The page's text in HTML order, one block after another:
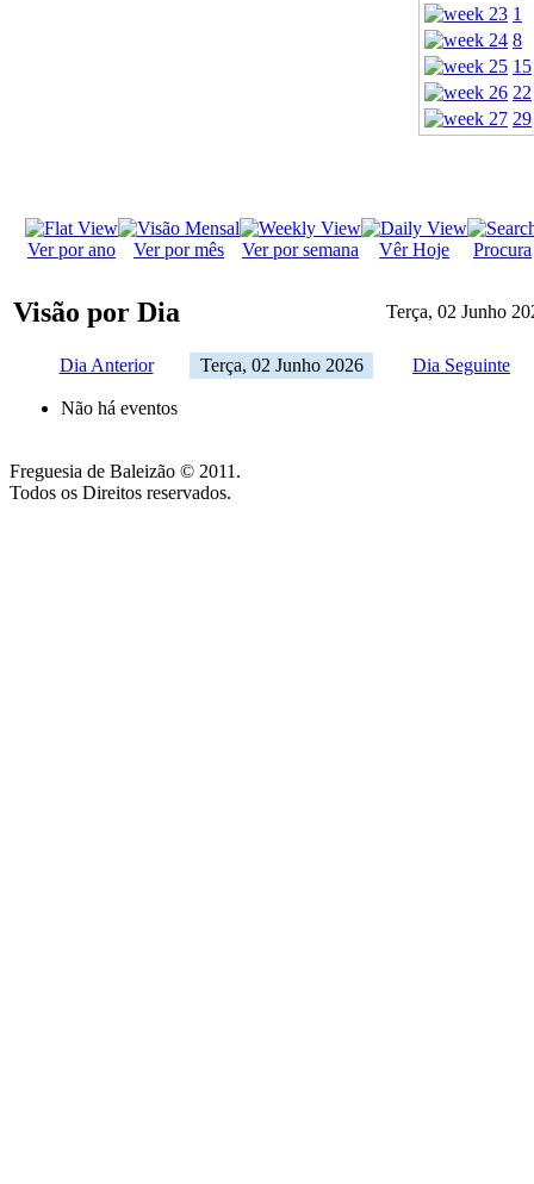
1
8
15
22
29
Ver por ano Ver por mês Ver por semana Vêr Hoje Procura
Visão por Dia Terça, 02 Junho
Dia Anterior Terça, 02 Junho 2026 Dia Seguinte
Não há eventos
Freguesia de Baleizão © 2011.
Todos os Direitos reservados.